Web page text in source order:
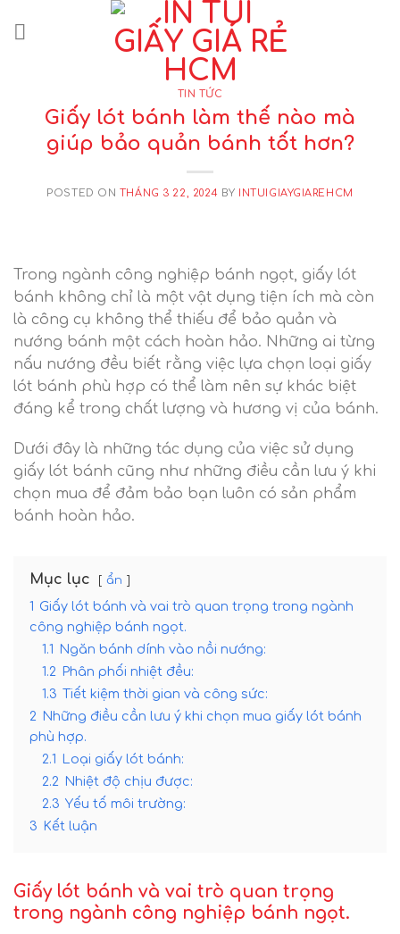
TIN TỨC
Giấy lót bánh làm thế nào mà
giúp bảo quản bánh tốt hơn?
POSTED ON THÁNG 3 22, 2024 BY INTUIGIAYGIAREHCM
Trong ngành công nghiệp bánh ngọt, giấy lót
bánh không chỉ là một vật dụng tiện ích mà còn
là công cụ không thể thiếu để bảo quản và
nướng bánh một cách hoàn hảo. Những ai từng
nấu nướng đều biết rằng việc lựa chọn loại giấy
lót bánh phù hợp có thể làm nên sự khác biệt
đáng kể trong chất lượng và hương vị của bánh.
Dưới đây là những tác dụng của việc sử dụng
giấy lót bánh cũng như những điều cần lưu ý khi
chọn mua để đảm bảo bạn luôn có sản phẩm
bánh hoàn hảo.
Mục lục ẩn
1 Giấy lót bánh và vai trò quan trọng trong ngành
công nghiệp bánh ngọt.
1.1 Ngăn bánh dính vào nồi nướng:
1.2 Phân phối nhiệt đều:
1.3 Tiết kiệm thời gian và công sức:
2 Những điều cần lưu ý khi chọn mua giấy lót bánh
phù hợp.
2.1 Loại giấy lót bánh:
2.2 Nhiệt độ chịu được:
2.3 Yếu tố môi trường:
3 Kết luận
Giấy lót bánh và vai trò quan trọng
trong ngành công nghiệp bánh ngọt.